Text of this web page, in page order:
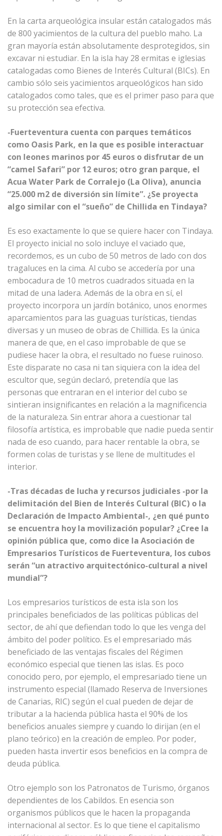
En la carta arqueológica insular están catalogados más
de 800 yacimientos de la cultura del pueblo maho. La
gran mayoría están absolutamente desprotegidos, sin
excavar ni estudiar. En la isla hay 28 ermitas e iglesias
catalogadas como Bienes de Interés Cultural (BICs). En
cambio sólo seis yacimientos arqueológicos han sido
catalogados como tales, que es el primer paso para que
su protección sea efectiva.
-Fuerteventura cuenta con parques temáticos
como Oasis Park, en la que es posible interactuar
con leones marinos por 45 euros o disfrutar de un
“camel Safari” por 12 euros; otro gran parque, el
Acua Water Park de Corralejo (La Oliva), anuncia
“25.000 m2 de diversión sin límite”. ¿Se proyecta
algo similar con el “sueño” de Chillida en Tindaya?
Es eso exactamente lo que se quiere hacer con Tindaya.
El proyecto inicial no solo incluye el vaciado que,
recordemos, es un cubo de 50 metros de lado con dos
tragaluces en la cima. Al cubo se accedería por una
embocadura de 10 metros cuadrados situada en la
mitad de una ladera. Además de la obra en sí, el
proyecto incorpora un jardín botánico, unos enormes
aparcamientos para las guaguas turísticas, tiendas
diversas y un museo de obras de Chillida. Es la única
manera de que, en el caso improbable de que se
pudiese hacer la obra, el resultado no fuese ruinoso.
Este disparate no casa ni tan siquiera con la idea del
escultor que, según declaró, pretendía que las
personas que entraran en el interior del cubo se
sintieran insignificantes en relación a la magnificencia
de la naturaleza. Sin entrar ahora a cuestionar tal
filosofía artística, es improbable que nadie pueda sentir
nada de eso cuando, para hacer rentable la obra, se
formen colas de turistas y se llene de multitudes el
interior.
-Tras décadas de lucha y recursos judiciales -por la
delimitación del Bien de Interés Cultural (BIC) o la
Declaración de Impacto Ambiental-, ¿en qué punto
se encuentra hoy la movilización popular? ¿Cree la
opinión pública que, como dice la Asociación de
Empresarios Turísticos de Fuerteventura, los cubos
serán “un atractivo arquitectónico-cultural a nivel
mundial”?
Los empresarios turísticos de esta isla son los
principales beneficiados de las políticas públicas del
sector, de ahí que defiendan todo lo que les venga del
ámbito del poder político. Es el empresariado más
beneficiado de las ventajas fiscales del Régimen
económico especial que tienen las islas. Es poco
conocido pero, por ejemplo, el empresariado tiene un
instrumento especial (llamado Reserva de Inversiones
de Canarias, RIC) según el cual pueden de dejar de
tributar a la hacienda pública hasta el 90% de los
beneficios anuales siempre y cuando lo dirijan (en el
plano teórico) en la creación de empleo. Por poder,
pueden hasta invertir esos beneficios en la compra de
deuda pública.
Otro ejemplo son los Patronatos de Turismo, órganos
dependientes de los Cabildos. En esencia son
organismos públicos que le hacen la propaganda
internacional al sector. Es lo que tiene el capitalismo